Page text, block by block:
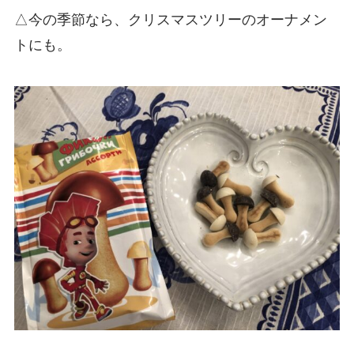
△今の季節なら、クリスマスツリーのオーナメン
トにも。